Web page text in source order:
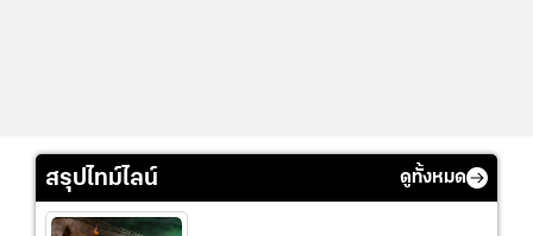
สรุปไทม์ไลน์ ดูทั้งหมด